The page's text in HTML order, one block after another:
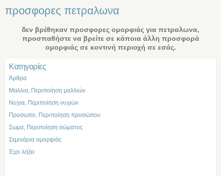
προσφορες πετραλωνα
δεν βρέθηκαν προσφορες ομορφιάς για πετραλωνα,
προσπαθήστε να βρείτε σε κάποια άλλη προσφορά
ομορφιάς σε κοντινή περιοχή σε εσάς.
Kατηγορίες
Άρθρα
Μαλλια, Περιποίηση μαλλιών
Νυχια, Περιποίηση νυχιών
Προσωπο, Περιποίηση προσώπου
Σωμα, Περιποίηση σώματος
Σεμινάρια ομορφιάς
Έχει λήξει